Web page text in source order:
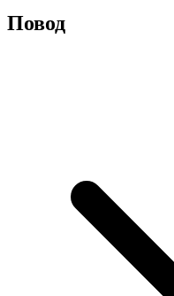
Повод